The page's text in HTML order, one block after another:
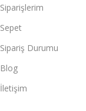
Siparişlerim
Sepet
Sipariş Durumu
Blog
İletişim